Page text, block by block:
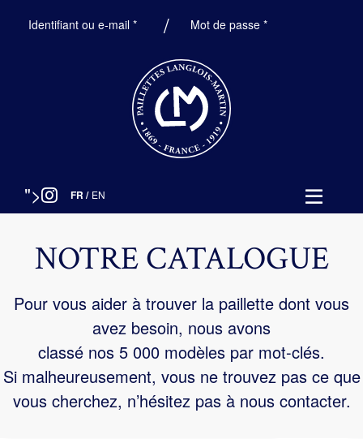
Identifiant ou e-mail *ObligatoireMot de passe*Obligatoire
"> FR / EN
NOTRE CATALOGUE
Pour vous aider à trouver la paillette dont vous
avez besoin, nous avons
classé nos 5 000 modèles par mot-clés.
Si malheureusement, vous ne trouvez pas ce que
vous cherchez, n’hésitez pas à nous contacter.